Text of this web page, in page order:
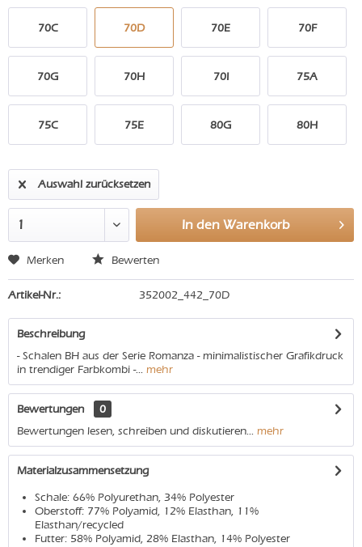
70C 70D 70E 70F
70G 70H 70I 75A
75C 75E 80G 80H
Auswahl zurücksetzen
In den Warenkorb
Merken Bewerten
Artikel-Nr.: 352002_442_70D
Beschreibung
- Schalen BH aus der Serie Romanza - minimalistischer Grafikdruck
in trendiger Farbkombi -... mehr
Bewertungen
0
Bewertungen lesen, schreiben und diskutieren... mehr
Materialzusammensetzung
Schale: 66% Polyurethan, 34% Polyester
Oberstoff: 77% Polyamid, 12% Elasthan, 11%
Elasthan/recycled
Futter: 58% Polyamid, 28% Elasthan, 14% Polyester